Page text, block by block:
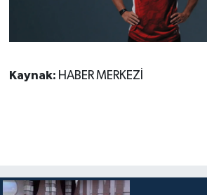
Kaynak: HABER MERKEZİ